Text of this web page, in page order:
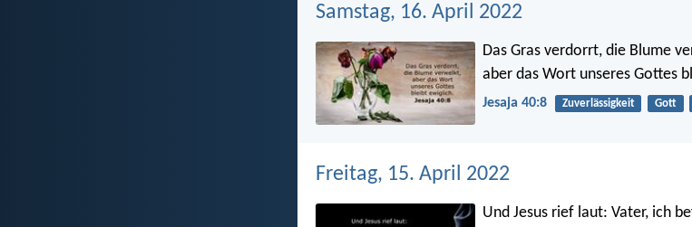
Samstag, 16. April 2022
Das Gras verdorrt, die Blume
aber das Wort unseres Gottes
Jesaja 40:8 Zuverlässigkeit Gott
Freitag, 15. April 2022
Und Jesus rief laut: Vater, ich